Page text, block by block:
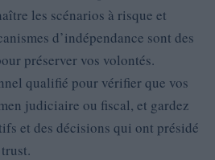
les scénarios à risque et
d’indépendance sont des
préserver vos volontés.
qualifié pour vérifier que vos
judiciaire ou fiscal, et gardez
et des décisions qui ont présidé